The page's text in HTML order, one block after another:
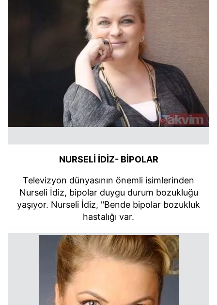
NURSELİ İDİZ- BİPOLAR
Televizyon dünyasının önemli isimlerinden
Nurseli İdiz, bipolar duygu durum bozukluğu
yaşıyor. Nurseli İdiz, "Bende bipolar bozukluk
hastalığı var.